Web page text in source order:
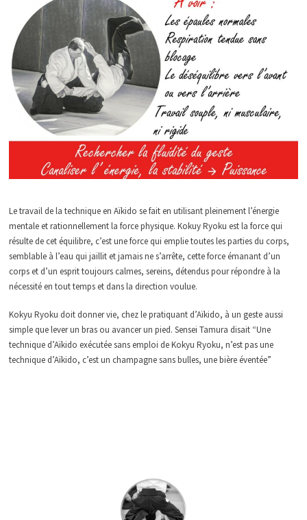
Le travail de la technique en Aïkido se fait en utilisant pleinement l’énergie
mentale et rationnellement la force physique. Kokuy Ryoku est la force qui
résulte de cet équilibre, c’est une force qui emplie toutes les parties du corps,
semblable à l’eau qui jaillit et jamais ne s’arrête, cette force émanant d’un
corps et d’un esprit toujours calmes, sereins, détendus pour répondre à la
nécessité en tout temps et dans la direction voulue.
Kokyu Ryoku doit donner vie, chez le pratiquant d’Aïkido, à un geste aussi
simple que lever un bras ou avancer un pied. Sensei Tamura disait “Une
technique d’Aïkido exécutée sans emploi de Kokyu Ryoku, n’est pas une
technique d’Aïkido, c’est un champagne sans bulles, une bière éventée”